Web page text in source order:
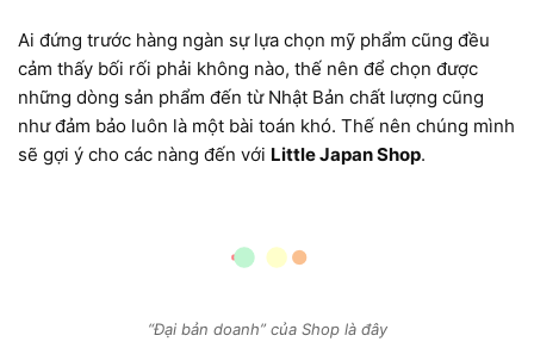
Ai đứng trước hàng ngàn sự lựa chọn mỹ phẩm cũng đều
cảm thấy bối rối phải không nào, thế nên để chọn được
những dòng sản phẩm đến từ Nhật Bản chất lượng cũng
như đảm bảo luôn là một bài toán khó. Thế nên chúng mình
sẽ gợi ý cho các nàng đến với Little Japan Shop.
“Đại bản doanh” của Shop là đây